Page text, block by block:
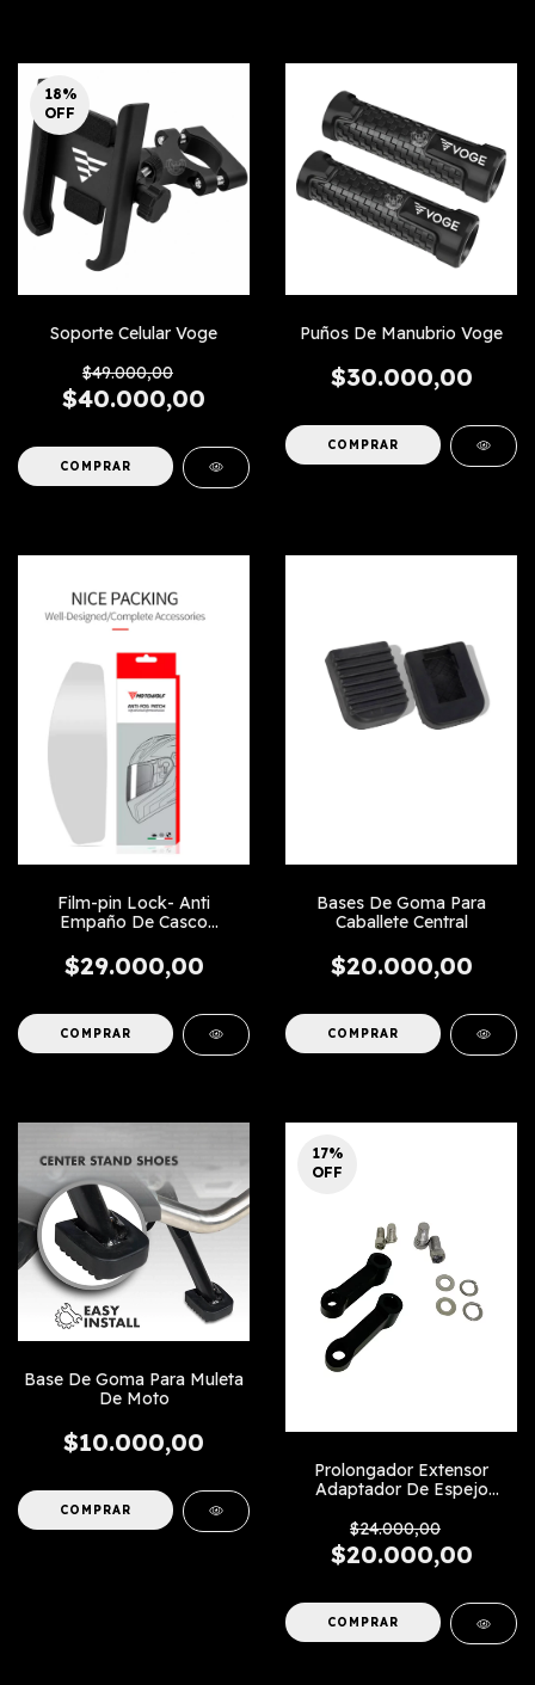
18%
OFF
Soporte Celular Voge
$49.000,00
$40.000,00
Puños De Manubrio Voge
$30.000,00
COMPRAR
Film-pin Lock- Anti
Empaño De Casco
$29.000,00
Bases De Goma Para
Caballete Central
$20.000,00
Base De Goma Para Muleta
De Moto
$10.000,00
17%
OFF
Prolongador Extensor
Adaptador De Espejo
$24.000,00
$20.000,00